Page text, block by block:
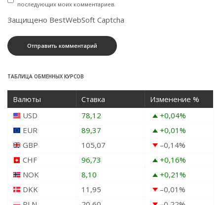
последующих моих комментариев.
Защищено BestWebSoft Captcha
ТАБЛИЦА ОБМЕННЫХ КУРСОВ
Валюты Ставка
Изменение %
USD
78,12 +0,04%
EUR
89,37 +0,01%
GBP
105,07 –0,14%
CHF
96,73 +0,16%
NOK
8,10 +0,21%
DKK
11,95 –0,01%